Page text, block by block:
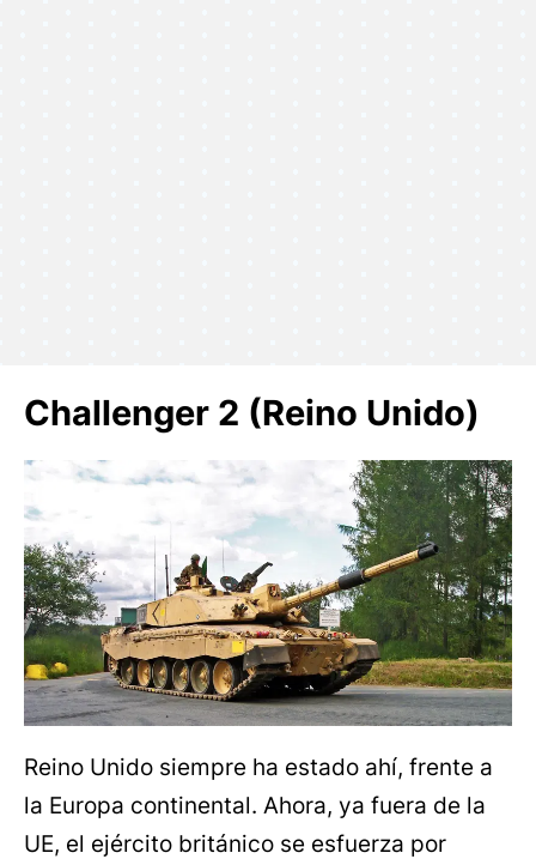
Challenger 2 (Reino Unido)
Reino Unido siempre ha estado ahí, frente a
la Europa continental. Ahora, ya fuera de la
UE, el ejército británico se esfuerza por